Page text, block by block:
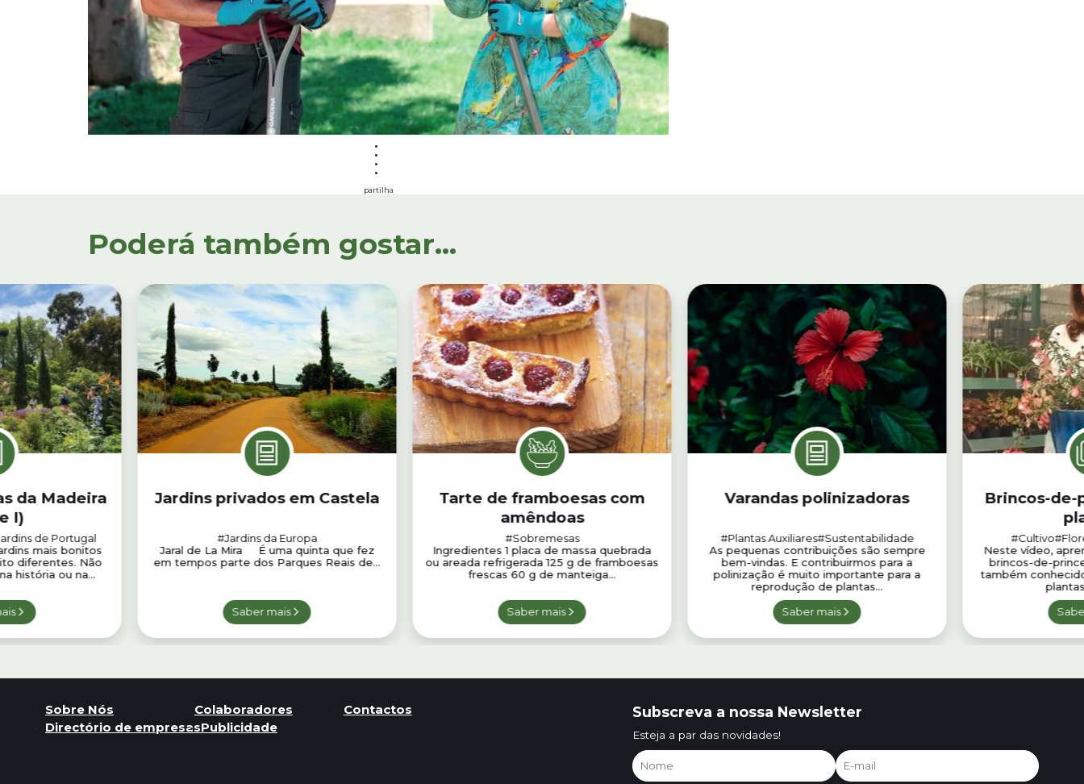
partilha
Poderá também gostar...
da Madeira
I)
de Portugal
mais bonitos
diferentes. Não
história ou na...
Jardins privados em Castela
#Jardins da Europa
Jaral de La Mira É uma quinta que fez
em tempos parte dos Parques Reais de...
Saber mais
Tarte de framboesas com
amêndoas
#Sobremesas
Ingredientes 1 placa de massa quebrada
ou areada refrigerada 125 g de framboesas
frescas 60 g de manteiga...
Saber mais
Varandas polinizadoras
#Plantas Auxiliares#Sustentabilidade
As pequenas contribuições são sempre
bem-vindas. E contribuirmos para a
polinização é muito importante para a
reprodução de plantas...
Saber mais
Brincos-de-
#Cultivo
Neste vídeo,
brincos-de-
também
Sobre Nós Colaboradores
Contactos
Directório de empresasPublicidade
Subscreva a nossa Newsletter
Esteja a par das novidades!